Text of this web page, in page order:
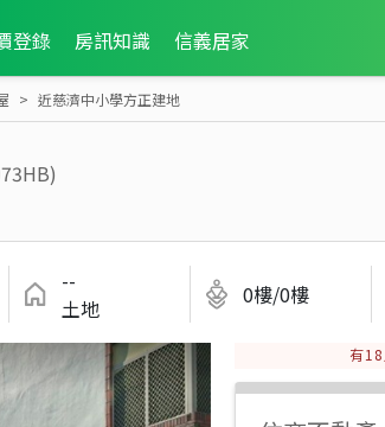
登錄 房訊知識 信義居家
近慈濟中小學方正建地
--
土地
0樓/0樓
有18